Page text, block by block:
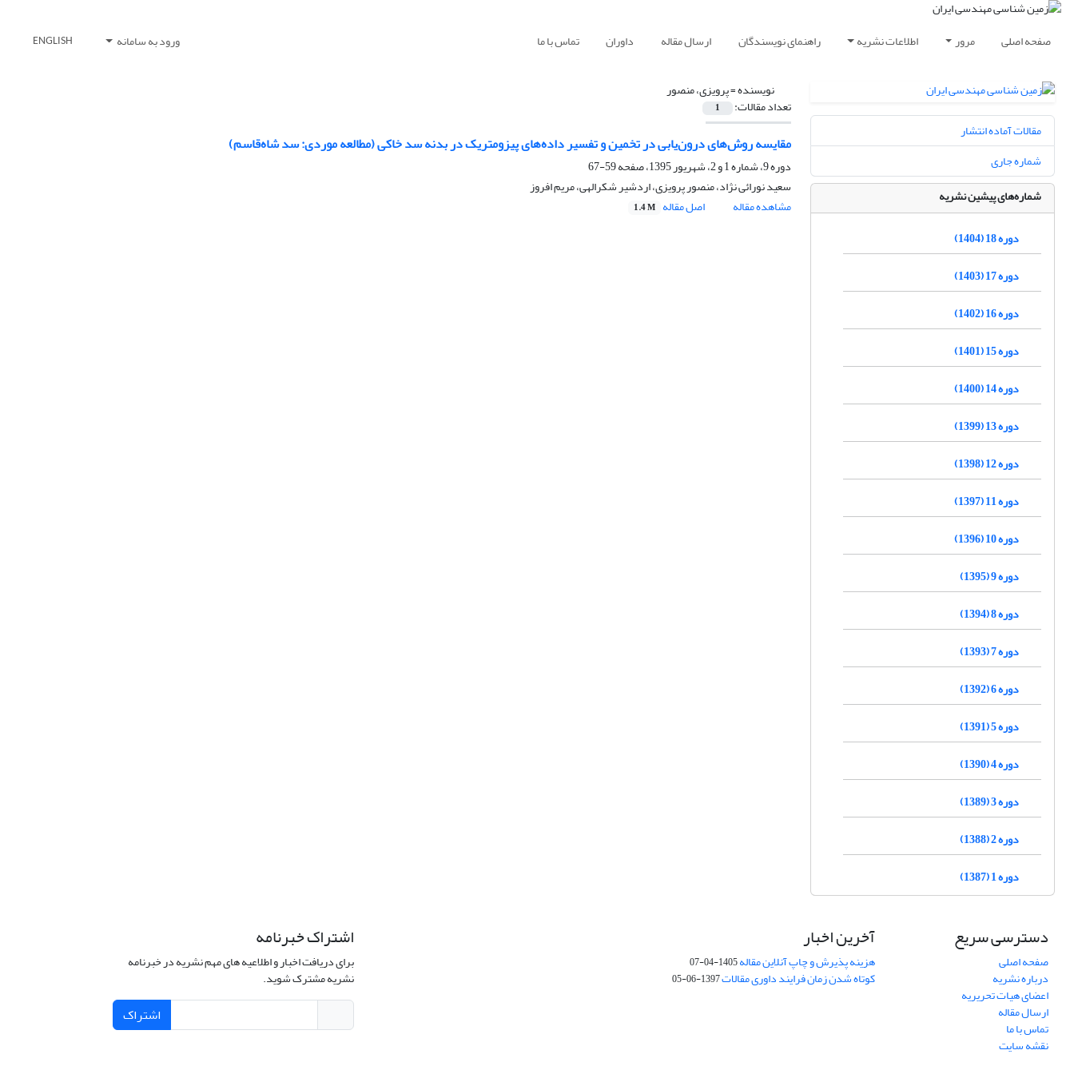
صفحه اصلی مرور اطلاعات نشریه راهنمای نویسندگان ارسال مقاله داوران تماس با ما ورود به سامانه ENGLISH
نویسنده =پرویزی، منصور
تعداد مقالات: 1
مقایسه روش‌های درون‌یابی در تخمین و تفسیر داده‌های پیزومتریک در بدنه سد خاکی (مطالعه موردی: سد شاه‌قاسم)
دوره 9، شماره 1 و 2، شهریور 1395، صفحه
59-67
سعید نورائی نژاد، منصور پرویزی، اردشیر شکرالهی، مریم افروز
مشاهده مقاله
اصل مقاله 1.4 M
مقالات آماده انتشار
شماره جاری
شماره‌های پیشین نشریه
دوره 18 (1404)
دوره 17 (1403)
دوره 16 (1402)
دوره 15 (1401)
دوره 14 (1400)
دوره 13 (1399)
دوره 12 (1398)
دوره 11 (1397)
دوره 10 (1396)
دوره 9 (1395)
دوره 8 (1394)
دوره 7 (1393)
دوره 6 (1392)
دوره 5 (1391)
دوره 4 (1390)
دوره 3 (1389)
دوره 2 (1388)
دوره 1 (1387)
دسترسی سریع
صفحه اصلی
درباره نشریه
اعضای هیات تحریریه
ارسال مقاله
تماس با ما
نقشه سایت
آخرین اخبار
هزینه پذیرش و چاپ آنلاین مقاله1405-04-07
کوتاه شدن زمان فرایند داوری مقالات1397-06-05
اشتراک خبرنامه
برای دریافت اخبار و اطلاعیه های مهم نشریه در خبرنامه
نشریه مشترک شوید.
اشتراک